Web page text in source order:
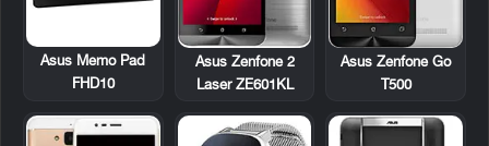
Asus Zenfone Go
T500
Asus Zenfone 2
Laser ZE601KL
Asus Memo Pad
FHD10